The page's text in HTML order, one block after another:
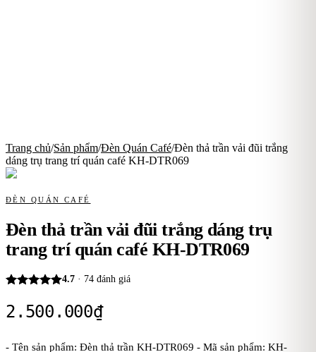
Trang chủ/Sản phẩm/Đèn Quán Café/Đèn thả trần vải đũi trắng
dáng trụ trang trí quán café KH-DTR069
ĐÈN QUÁN CAFÉ
Đèn thả trần vải đũi trắng dáng trụ
trang trí quán café KH-DTR069
4.7 · 74 đánh giá
2.500.000₫
- Tên sản phẩm: Đèn thả trần KH-DTR069 - Mã sản phẩm: KH-